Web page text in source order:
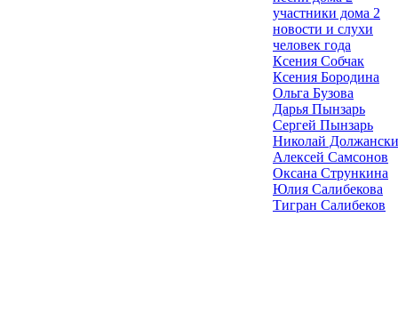
участники дома 2
новости и слухи
человек года
Ксения Собчак
Ксения Бородина
Ольга Бузова
Дарья Пынзарь
Сергей Пынзарь
Николай
Алексей Самсонов
Оксана Стрункина
Юлия Салибекова
Тигран Салибеков